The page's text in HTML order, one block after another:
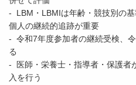
- LBM・LBMIは年齢・競技別の基
個人の継続的追跡が重要
- 令和7年度参加者の継続受検、
る
- 医師・栄養士・指導者・保護者
入を行う